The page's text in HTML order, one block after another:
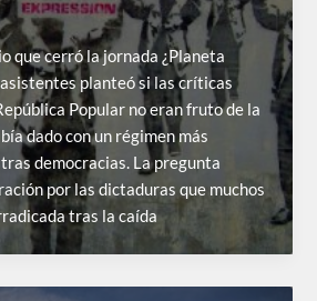
que cerró la jornada ¿Planeta
asistentes planteó si las críticas
Popular no eran fruto de la
dado con un régimen más
democracias. La pregunta
por las dictaduras que muchos
tras la caída